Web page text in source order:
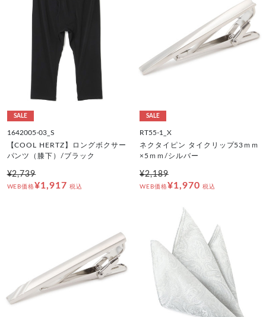
SALE
1642005-03_S
【COOL HERTZ】ロングボクサー
パンツ（膝下）/ブラック
¥2,739
WEB価格¥1,917 税込
SALE
RT55-1_X
ネクタイピン タイクリップ53ｍｍ
×5ｍｍ/シルバー
¥2,189
WEB価格¥1,970 税込